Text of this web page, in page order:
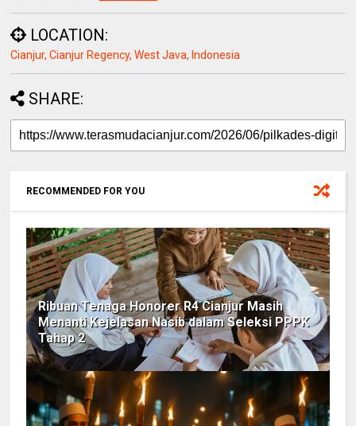
LOCATION:
Cianjur, Cianjur Regency, West Java, Indonesia
SHARE:
RECOMMENDED FOR YOU
Ribuan Tenaga Honorer R4 Cianjur Masih
Menanti Kejelasan Nasib dalam Seleksi PPPK
Tahap 2